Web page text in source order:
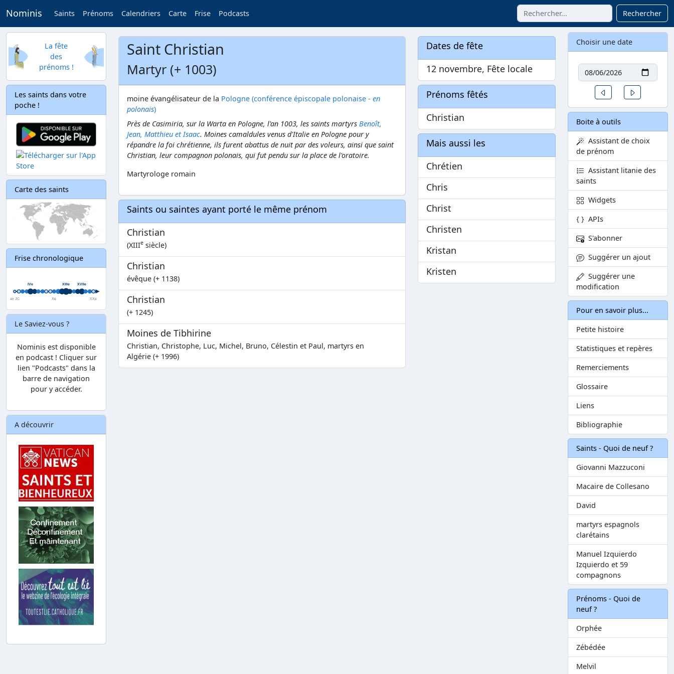
Nominis Saints Prénoms Calendriers Carte Frise Podcasts Rechercher
La fête
des
prénoms !
Les saints dans votre
poche !
Carte des saints
Frise chronologique
Le Saviez-vous ?
Nominis est disponible
en podcast ! Cliquer sur
lien "Podcasts" dans la
barre de navigation
pour y accéder.
A découvrir
Saint Christian
Martyr (+ 1003)
moine évangélisateur de la Pologne (conférence épiscopale polonaise - en
polonais)
Près de Casimiria, sur la Warta en Pologne, l'an 1003, les saints martyrs Benoît,
Jean, Matthieu et Isaac. Moines camaldules venus d'Italie en Pologne pour y
répandre la foi chrétienne, ils furent abattus de nuit par des voleurs, ainsi que saint
Christian, leur compagnon polonais, qui fut pendu sur la place de l'oratoire.
Martyrologe romain
Saints ou saintes ayant porté le même prénom
Christian
(XIIIe siècle)
Christian
évêque (+ 1138)
Christian
(+ 1245)
Moines de Tibhirine
Christian, Christophe, Luc, Michel, Bruno, Célestin et Paul, martyrs en
Algérie (+ 1996)
Dates de fête
12 novembre, Fête locale
Prénoms fêtés
Christian
Mais aussi les
Chrétien
Chris
Christ
Christen
Kristan
Kristen
Choisir une date
Date
Un jour avant
Boite à outils
Assistant de choix
de prénom
Assistant litanie des
saints
Widgets
APIs
S'abonner
Suggérer un ajout
Suggérer une
modification
Pour en savoir plus...
Petite histoire
Statistiques et repères
Remerciements
Glossaire
Liens
Bibliographie
Saints - Quoi de neuf ?
Giovanni Mazzuconi
Macaire de Collesano
David
martyrs espagnols
clarétains
Manuel Izquierdo
Izquierdo et 59
compagnons
Prénoms - Quoi de
neuf ?
Orphée
Zébédée
Melvil